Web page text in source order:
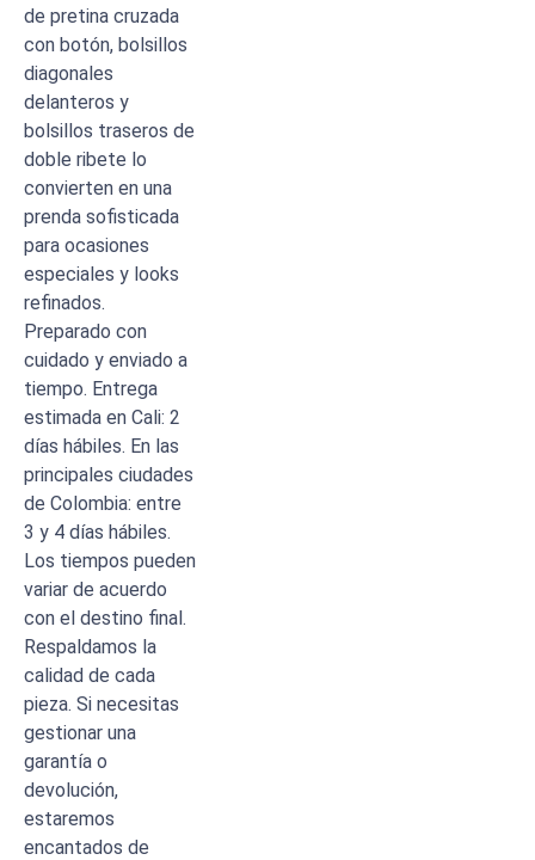
de pretina cruzada
con botón, bolsillos
diagonales
delanteros y
bolsillos traseros de
doble ribete lo
convierten en una
prenda sofisticada
para ocasiones
especiales y looks
refinados.
Preparado con
cuidado y enviado a
tiempo. Entrega
estimada en Cali: 2
días hábiles. En las
principales ciudades
de Colombia: entre
3 y 4 días hábiles.
Los tiempos pueden
variar de acuerdo
con el destino final.
Respaldamos la
calidad de cada
pieza. Si necesitas
gestionar una
garantía o
devolución,
estaremos
encantados de